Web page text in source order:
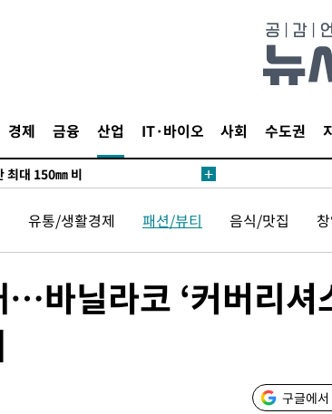
경제 금융 산업 IT·바이오 사회 수도권
'홈팀' 일본과 한일전
복…1명 사망·1명 실종
논란 사과…쇄신의 기회로 삼겠다"
최대 150㎜ 비
…도로 잠기고 담벼락 붕괴
리 발견…감정가 1.3억원
서 '홈팀' 일본과 한일전
복…1명 사망·1명 실종
고 35도' 무더위, 열대야 계속[다음
구협회 "실망과 걱정 안겨드려 죄
유통/생활경제 패션/뷰티 음식/맛집
바닐라코 ‘커버리셔
구글에